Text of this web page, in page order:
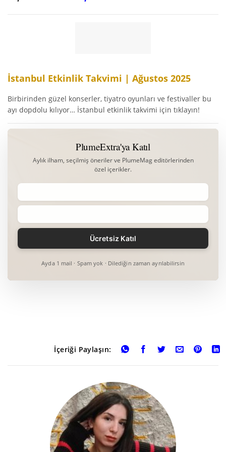
İstanbul Etkinlik Takvimi | Ağustos 2025
Birbirinden güzel konserler, tiyatro oyunları ve festivaller bu
ayı dopdolu kılıyor… İstanbul etkinlik takvimi için tıklayın!
PlumeExtra'ya Katıl
Aylık ilham, seçilmiş öneriler ve PlumeMag editörlerinden
özel içerikler.
Ayda 1 mail · Spam yok · Dilediğin zaman ayrılabilirsin
İçeriği Paylaşın: